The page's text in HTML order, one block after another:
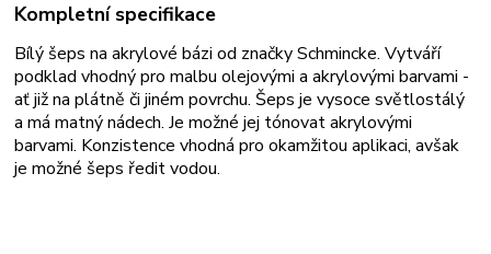
Kompletní specifikace
Bílý šeps na akrylové bázi od značky Schmincke. Vytváří
podklad vhodný pro malbu olejovými a akrylovými barvami -
ať již na plátně či jiném povrchu. Šeps je vysoce světlostálý
a má matný nádech. Je možné jej tónovat akrylovými
barvami. Konzistence vhodná pro okamžitou aplikaci, avšak
je možné šeps ředit vodou.